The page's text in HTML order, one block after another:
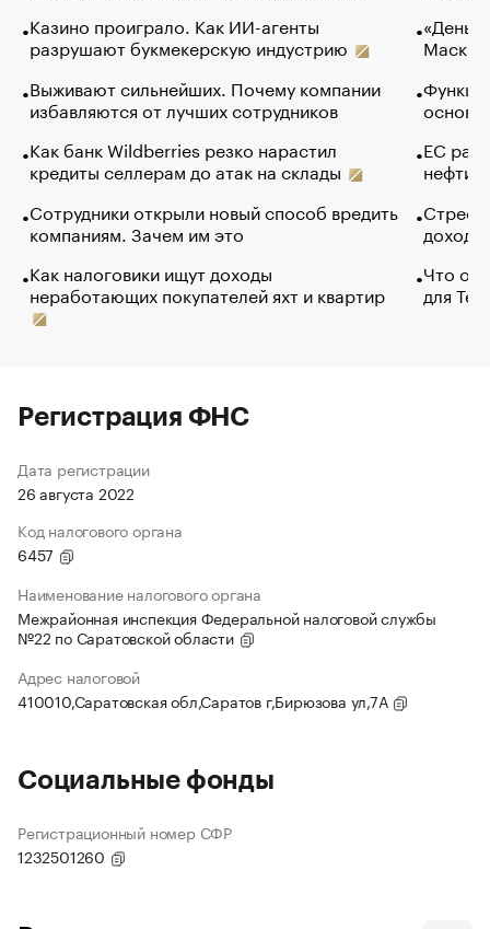
Казино проиграло. Как ИИ-агенты
разрушают букмекерскую индустрию
Выживают сильнейших. Почему компании
избавляются от лучших сотрудников
Как банк Wildberries резко нарастил
кредиты селлерам до атак на склады
Сотрудники открыли новый способ вредить
компаниям. Зачем им это
Как налоговики ищут доходы
неработающих покупателей яхт и квартир
Маск в
основ
ЕС
нефти
Что
для
Регистрация ФНС
Дата регистрации
26 августа 2022
Код налогового органа
6457
Наименование налогового органа
Межрайонная инспекция Федеральной налоговой службы
№22 по Саратовской области
Адрес налоговой
410010,Саратовская обл,Саратов г,Бирюзова ул,7А
Социальные фонды
Регистрационный номер СФР
1232501260